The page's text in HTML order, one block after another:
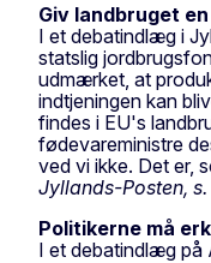
Giv landbruget
I et debatindlæg i
statslig
udmærket, at
indtjeningen kan
findes i EU's
fødevareministre
ved vi ikke. Det er,
Jyllands-Posten, s.
Politikerne må
I et debatindlæg på